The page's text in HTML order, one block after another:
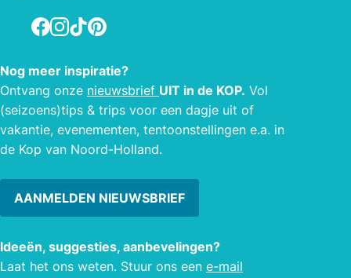
Facebook
Instagram
TikTokPinterest
Nog meer inspiratie?
Ontvang onze nieuwsbrief UIT in de KOP. Vol
(seizoens)tips & trips voor een dagje uit of
vakantie, evenementen, tentoonstellingen e.a. in
de Kop van Noord-Holland.
AANMELDEN NIEUWSBRIEF
Ideeën, suggesties, aanbevelingen?
Laat het ons weten. Stuur ons een e-mail